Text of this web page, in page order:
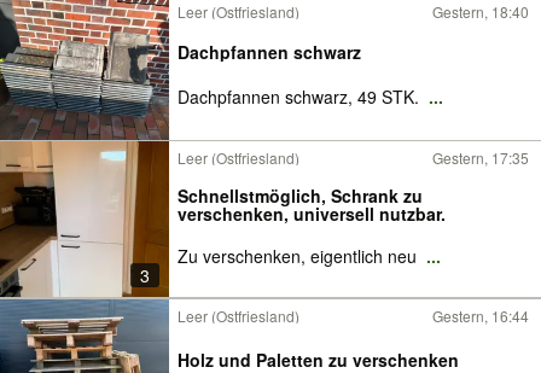
Leer (Ostfriesland) Gestern, 18:40
Dachpfannen schwarz
Dachpfannen schwarz, 49 STK. ...
3
Leer (Ostfriesland) Gestern, 17:35
Schnellstmöglich, Schrank zu
verschenken, universell nutzbar.
Zu verschenken, eigentlich neu ...
Leer (Ostfriesland) Gestern, 16:44
Holz und Paletten zu verschenken